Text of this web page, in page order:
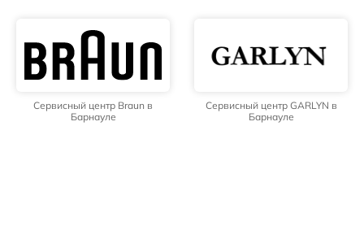
Сервисный центр Braun в
Барнауле
Сервисный центр GARLYN в
Барнауле